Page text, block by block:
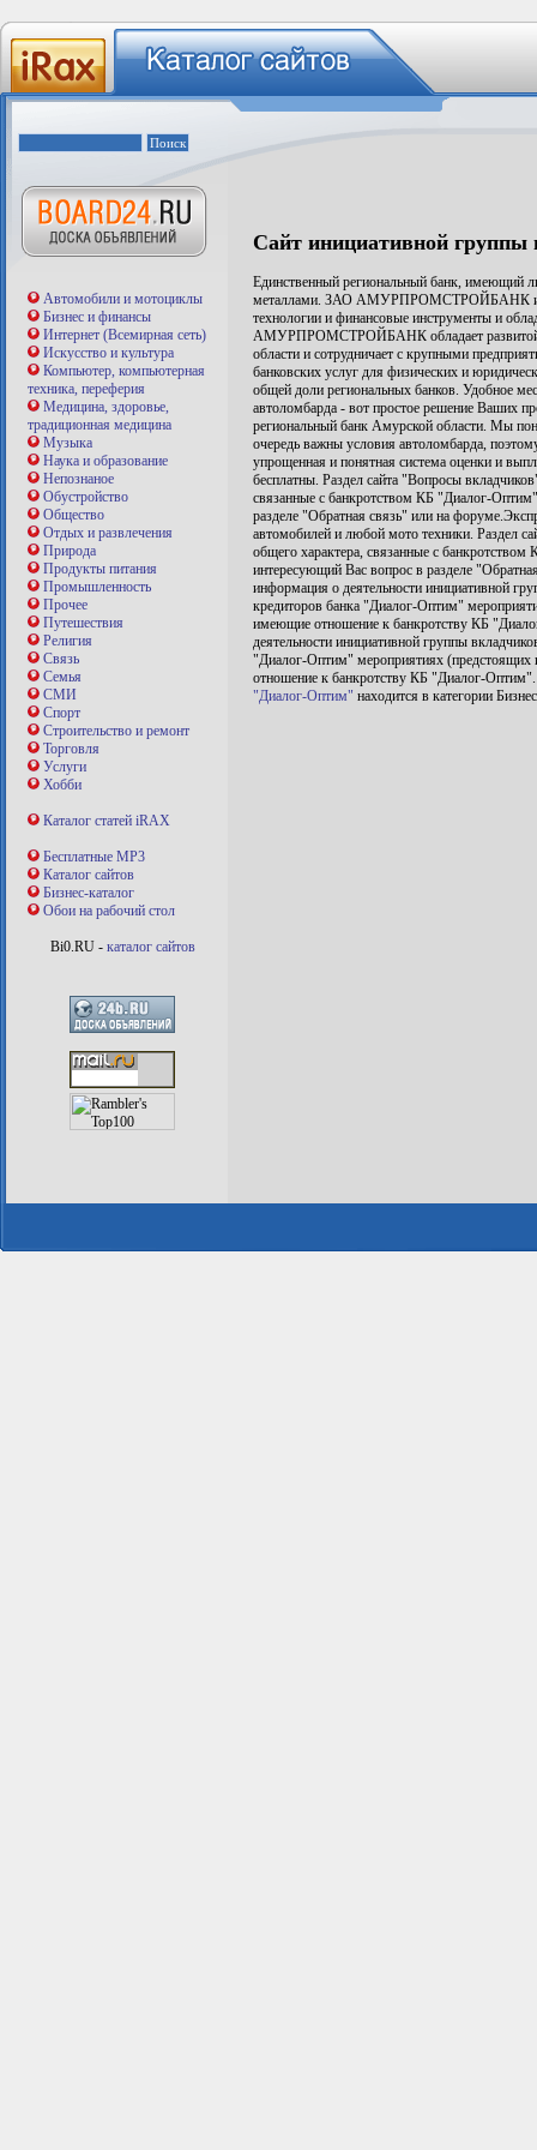
Автомобили и мотоциклы
Бизнес и финансы
Интернет (Всемирная сеть)
Искусство и культура
Компьютер, компьютерная
техника, переферия
Медицина, здоровье,
традиционная медицина
Музыка
Наука и образование
Непознаное
Обустройство
Общество
Отдых и развлечения
Природа
Продукты питания
Промышленность
Прочее
Путешествия
Религия
Связь
Семья
СМИ
Спорт
Строительство и ремонт
Торговля
Услуги
Хобби
Каталог статей iRAX
Бесплатные MP3
Каталог сайтов
Бизнес-каталог
Обои на рабочий стол
Bi0.RU - каталог сайтов
Сайт инициативной
Единственный региональный банк, имеющий
металлами. ЗАО АМУРПРОМСТРОЙБАНК
технологии и финансовые инструменты и
АМУРПРОМСТРОЙБАНК обладает развитой
области и сотрудничает с крупными
банковских услуг для физических и
общей доли региональных банков. Удобное
автоломбарда - вот простое решение
региональный банк Амурской области. Мы
очередь важны условия автоломбарда,
упрощенная и понятная система оценки и
бесплатны. Раздел сайта "Вопросы
связанные с банкротством КБ "Диалог-
разделе "Обратная связь" или на
автомобилей и любой мото техники. Раздел
общего характера, связанные с
интересующий Вас вопрос в разделе
информация о деятельности инициативной
кредиторов банка "Диалог-Оптим"
имеющие отношение к банкротству КБ
деятельности инициативной группы
"Диалог-Оптим" мероприятиях
отношение к банкротству КБ "Диалог-
"Диалог-Оптим" находится в категории